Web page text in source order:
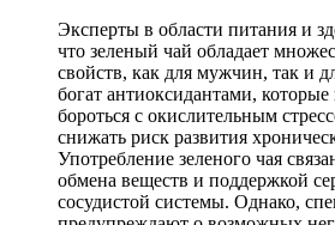
Эксперты в области питания и
что зеленый чай обладает
свойств, как для мужчин, так и
богат антиоксидантами,
бороться с окислительным
снижать риск развития
Употребление зеленого чая
обмена веществ и поддержкой
сосудистой системы. Однако,